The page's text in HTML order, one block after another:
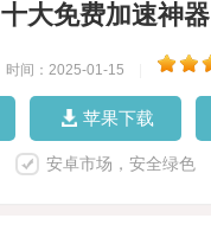
十大免费加速神器
时间：2025-01-15
苹果下载
安卓市场，安全绿色